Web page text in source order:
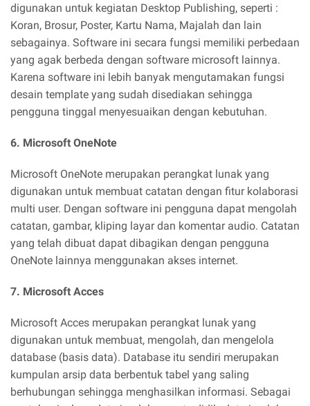
digunakan untuk kegiatan Desktop Publishing, seperti :
Koran, Brosur, Poster, Kartu Nama, Majalah dan lain
sebagainya. Software ini secara fungsi memiliki perbedaan
yang agak berbeda dengan software microsoft lainnya.
Karena software ini lebih banyak mengutamakan fungsi
desain template yang sudah disediakan sehingga
pengguna tinggal menyesuaikan dengan kebutuhan.
6. Microsoft OneNote
Microsoft OneNote merupakan perangkat lunak yang
digunakan untuk membuat catatan dengan fitur kolaborasi
multi user. Dengan software ini pengguna dapat mengolah
catatan, gambar, kliping layar dan komentar audio. Catatan
yang telah dibuat dapat dibagikan dengan pengguna
OneNote lainnya menggunakan akses internet.
7. Microsoft Acces
Microsoft Acces merupakan perangkat lunak yang
digunakan untuk membuat, mengolah, dan mengelola
database (basis data). Database itu sendiri merupakan
kumpulan arsip data berbentuk tabel yang saling
berhubungan sehingga menghasilkan informasi. Sebagai